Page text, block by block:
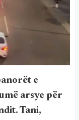
e
arsye për
Tani,